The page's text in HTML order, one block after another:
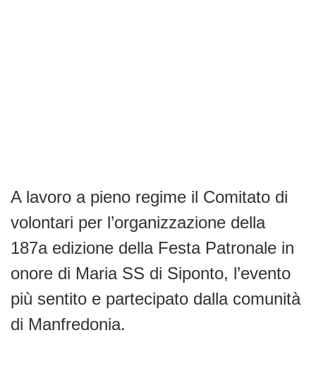
A lavoro a pieno regime il Comitato di
volontari per l’organizzazione della
187a edizione della Festa Patronale in
onore di Maria SS di Siponto, l’evento
più sentito e partecipato dalla comunità
di Manfredonia.